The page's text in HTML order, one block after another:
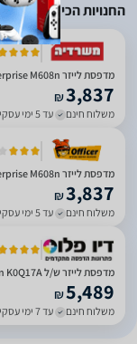
החנויות הכי זולות
מדפסת לייזרHP LaserJet Enterprise M608n ‎
₪3,837
משלוח חינם עד 5 ימי עסקים
מדפסת לייזרHP LaserJet Enterprise M608n ‎
₪3,837
משלוח חינם עד 5 ימי עסקים
מדפסת ‏לייזר ש/ל HP LaserJet Enterprise M608n‎ K0Q17A
₪5,489
משלוח חינם עד 7 ימי עסקים